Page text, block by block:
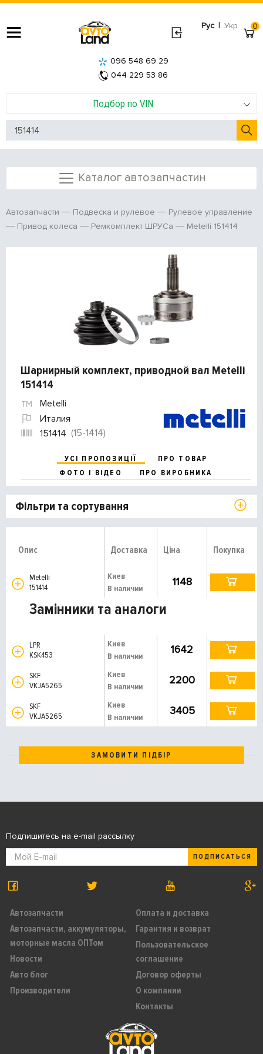
Рус | Укр
Подбор по VIN
096 548 69 29
044 229 53 86
0
Каталог автозапчастин
Автозапчасти Подвеска и рулевое
Рулевое управление
Привод колеса
Ремкомплект ШРУСа Metelli 151414
Шарнирный комплект, приводной вал Metelli
151414
Metelli
Италия
151414 (15-1414)
УСІ ПРОПОЗИЦІЇ
ПРО ТОВАР
ФОТО І ВІДЕО
ПРО ВИРОБНИКА
Фільтри та сортування
Опис Доставка Ціна Покупка
Metelli
151414
Киев
В наличии
1148
Замінники та аналоги
LPR
KSK453
Киев
В наличии
1642
SKF
VKJA5265
Киев
В наличии
2200
SKF
VKJA5265
Киев
В наличии
3405
ЗАМОВИТИ ПІДБІР
Автозапчасти
Автозапчасти, аккумуляторы,
моторные масла ОПТом
Новости
Авто блог
Производители
Оплата и доставка
Гарантия и возврат
Пользовательское
соглашение
Договор оферты
О компании
Контакты
Подпишитесь на e-mail рассылку
ПОДПИСАТЬСЯ